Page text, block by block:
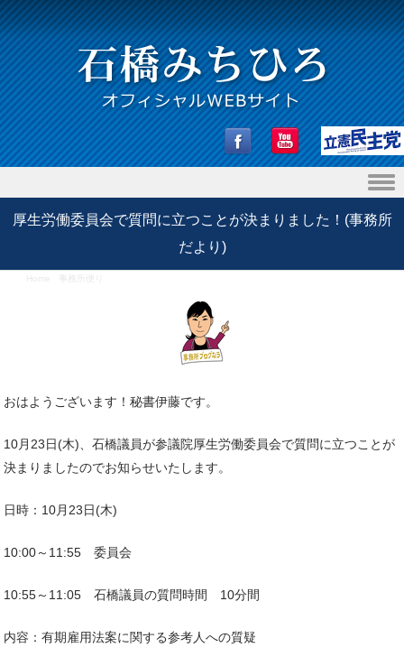
Skip to content
厚生労働委員会で質問に立つことが決まりました！(事務所
だより)
おはようございます！秘書伊藤です。
10月23日(木)、石橋議員が参議院厚生労働委員会で質問に立つことが
決まりましたのでお知らせいたします。
日時：10月23日(木)
10:00～11:55 委員会
10:55～11:05 石橋議員の質問時間 10分間
内容：有期雇用法案に関する参考人への質疑